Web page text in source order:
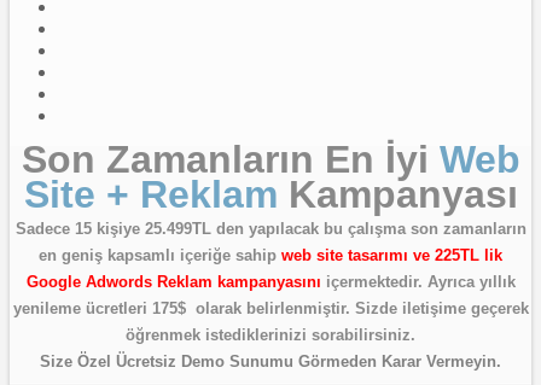
Son Zamanların En İyi Web
Site + Reklam Kampanyası
Sadece 15 kişiye 25.499TL den yapılacak bu çalışma son zamanların
en geniş kapsamlı içeriğe sahip web site tasarımı ve 225TL lik
Google Adwords Reklam kampanyasını içermektedir. Ayrıca yıllık
yenileme ücretleri 175$ olarak belirlenmiştir. Sizde iletişime geçerek
öğrenmek istediklerinizi sorabilirsiniz.
Size Özel Ücretsiz Demo Sunumu Görmeden Karar Vermeyin.